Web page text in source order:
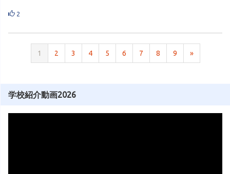
2
1 2 3 4 5 6 7 8 9 »
学校紹介動画2026